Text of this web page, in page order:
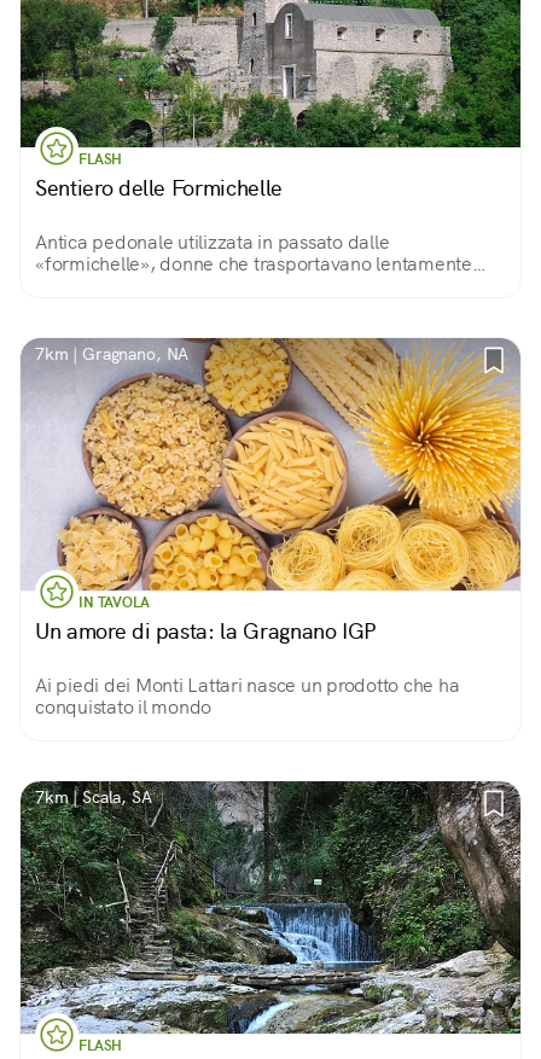
FLASH
Sentiero delle Formichelle
Antica pedonale utilizzata in passato dalle
«formichelle», donne che trasportavano lentamente
7km | Gragnano, NA
IN TAVOLA
Un amore di pasta: la Gragnano IGP
Ai piedi dei Monti Lattari nasce un prodotto che ha
conquistato il mondo
7km | Scala, SA
FLASH